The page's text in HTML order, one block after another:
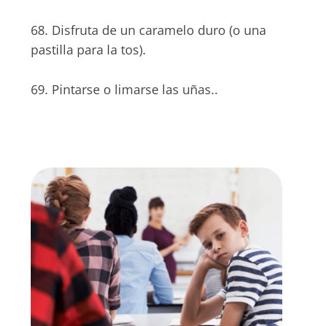
68. Disfruta de un caramelo duro (o una
pastilla para la tos).
69. Pintarse o limarse las uñas..